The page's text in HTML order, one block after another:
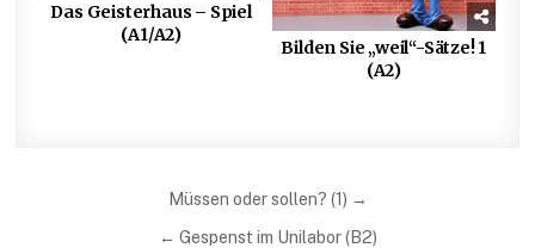
Das Geisterhaus – Spiel
(A1/A2)
Bilden Sie „weil“-Sätze! 1
(A2)
Beitragsnavigation
Müssen oder sollen? (1) →
← Gespenst im Unilabor (B2)